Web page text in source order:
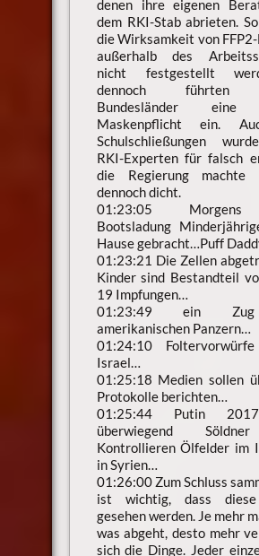
denen ihre eigenen
dem RKI-Stab abrieten.
die Wirksamkeit von
außerhalb des
nicht festgestellt
dennoch führten
Bundesländer eine
Maskenpflicht ein.
Schulschließungen
RKI-Experten für falsch
die Regierung machte
dennoch dicht.
01:23:05
Bootsladung
Hause gebracht…Puff
01:23:21 Die Zellen
Kinder sind Bestandteil
19 Impfungen…
01:23:49 ein
amerikanischen Panzern…
01:24:10
Israel…
01:25:18 Medien sollen
Protokolle berichten…
01:25:44 Putin
überwiegend
Kontrollieren Ölfelder im
in Syrien…
01:26:00 Zum Schluss
ist wichtig, dass
gesehen werden. Je mehr
was abgeht, desto mehr
sich die Dinge. Jeder